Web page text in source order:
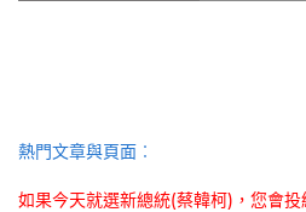
熱門文章與頁面︰
如果今天就選新總統(蔡韓柯)，您會